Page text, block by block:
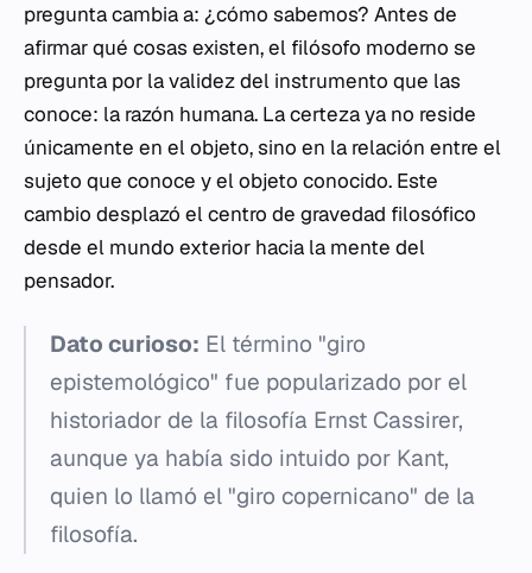
pregunta cambia a: ¿cómo sabemos? Antes de
afirmar qué cosas existen, el filósofo moderno se
pregunta por la validez del instrumento que las
conoce: la razón humana. La certeza ya no reside
únicamente en el objeto, sino en la relación entre el
sujeto que conoce y el objeto conocido. Este
cambio desplazó el centro de gravedad filosófico
desde el mundo exterior hacia la mente del
pensador.
Dato curioso: El término "giro
epistemológico" fue popularizado por el
historiador de la filosofía Ernst Cassirer,
aunque ya había sido intuido por Kant,
quien lo llamó el "giro copernicano" de la
filosofía.